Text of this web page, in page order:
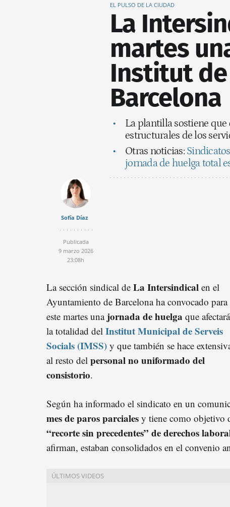
EL PULSO DE LA CIUDAD
La
martes
Institut de
Barcelona
La plantilla sostiene
estructurales de los
Otras noticias:
jornada de huelga total
Sofía Díaz
Publicada
9 marzo 2026
23:08h
La sección sindical de La Intersindical en el
Ayuntamiento de Barcelona ha convocado para
este martes una jornada de huelga que
la totalidad del Institut Municipal de Serveis
Socials (IMSS) y que también se hace
al resto del personal no uniformado del
consistorio.
Según ha informado el sindicato en un
mes de paros parciales y tiene como objetivo
“recorte sin precedentes” de derechos
afirman, estaban consolidados en el convenio